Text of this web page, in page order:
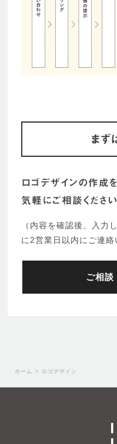
まず
ロゴデザインの作成
気軽にご相談ください
（内容を確認後、入力
に2営業日以内にご連絡
ご相談
ホーム > ロゴデザイン